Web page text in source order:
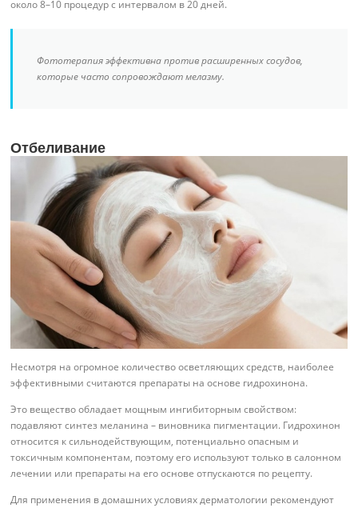
около 8–10 процедур с интервалом в 20 дней.
Фототерапия эффективна против расширенных сосудов,
которые часто сопровождают мелазму.
Отбеливание
Несмотря на огромное количество осветляющих средств, наиболее
эффективными считаются препараты на основе гидрохинона.
Это вещество обладает мощным ингибиторным свойством:
подавляют синтез меланина – виновника пигментации. Гидрохинон
относится к сильнодействующим, потенциально опасным и
токсичным компонентам, поэтому его используют только в салонном
лечении или препараты на его основе отпускаются по рецепту.
Для применения в домашних условиях дерматологии рекомендуют